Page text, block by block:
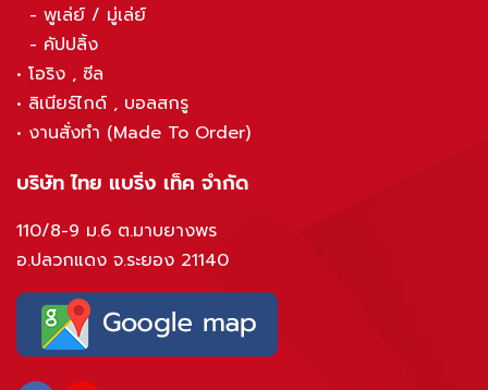
- พูเล่ย์ / มู่เล่ย์
- คัปปลิ้ง
• โอริง , ซีล
• ลิเนียร์ไกด์ , บอลสกรู
• งานสั่งทำ (Made To Order)
บริษัท ไทย แบริ่ง เท็ค จำกัด
110/8-9 ม.6 ต.มาบยางพร
อ.ปลวกแดง จ.ระยอง 21140